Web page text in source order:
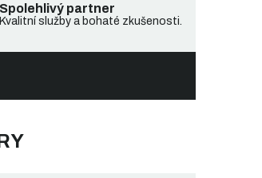
Spolehlivý partner
Kvalitní služby a bohaté zkušenosti.